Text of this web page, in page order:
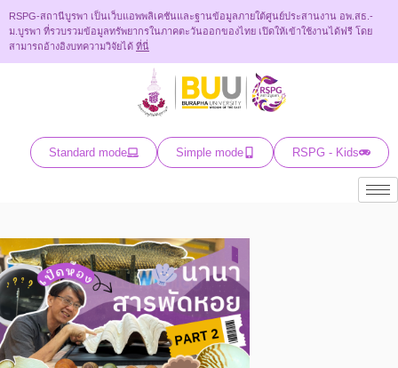
RSPG-สถานีบูรพา เป็นเว็บแอพพลิเคชันและฐานข้อมูลภายใต้ศูนย์ประสานงาน อพ.สธ.-
ม.บูรพา ที่รวบรวมข้อมูลทรัพยากรในภาคตะวันออกของไทย เปิดให้เข้าใช้งานได้ฟรี โดย
สามารถอ้างอิงบทความวิจัยได้ ที่นี่
Standard mode Simple mode RSPG - Kids